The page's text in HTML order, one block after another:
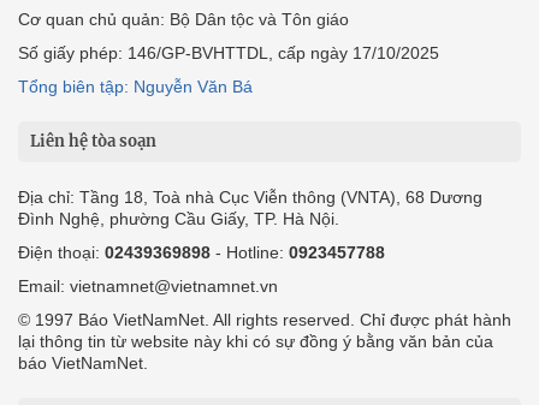
Cơ quan chủ quản: Bộ Dân tộc và Tôn giáo
Số giấy phép: 146/GP-BVHTTDL, cấp ngày 17/10/2025
Tổng biên tập: Nguyễn Văn Bá
Liên hệ tòa soạn
Địa chỉ: Tầng 18, Toà nhà Cục Viễn thông (VNTA), 68 Dương
Đình Nghệ, phường Cầu Giấy, TP. Hà Nội.
Điện thoại: 02439369898 - Hotline: 0923457788
Email: vietnamnet@vietnamnet.vn
© 1997 Báo VietNamNet. All rights reserved. Chỉ được phát hành
lại thông tin từ website này khi có sự đồng ý bằng văn bản của
báo VietNamNet.